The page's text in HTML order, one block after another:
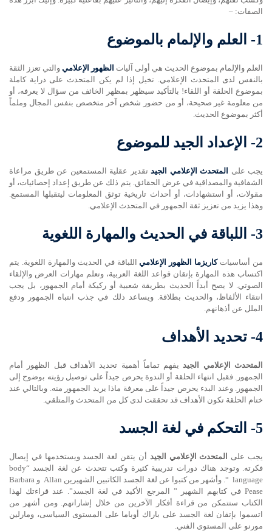
الصفات: –
1- العلم والإلمام بالموضوع
العلم والإلمام بموضوع الحديث هي أولى آليات الظهور الإعلامي والتي تعزز الثقة
بالنفس لدى المتحدث الإعلامي. تخيل إذا لم يكن المتحدث على دراية كاملة
بموضوع الحلقة أو اللقاء! بالتأكيد سيظهر بمظهر الخائف من سؤال لا يعرفه، أو
من معلومة غير صحيحة، أو من حضور شخص آخر متخصص بنفس المجال وملماً
أكثر بموضوع الحديث.
2- الإعداد الجيد للموضوع
يجب على المتحدث الإعلامي الجيد تقدير عقلية المستمعين عن طريق مراعاة
الشفافية والمصداقية في عرض الحقائق. يتم ذلك عن طريق إعداد إحصائيات، أو
مقولات، أو استشهادات، أو أحداث تاريخية توثق المعلومات ليتقبلها المستمع.
وهذا يزيد من تعزيز ثقة الجمهور في المتحدث الإعلامي.
3- اللباقة في الحديث والمهارة اللغوية
من أساسياتكاريزما الظهور الإعلامي اللباقة في الحديث والمهارة اللغوية. يتم
اكتساب هذه المهارة بإتقان قواعد اللغة العربية، وتعلم مهارات العرض والإلقاء
الصوتي. لا يصح أبداً الحديث بطريقة شعبية أو ركيكة أمام الجمهور، بل يجب
انتقاء الألفاظ، والحديث بطلاقة. ويساعد ذلك في جذب انتباه الجمهور ودفع
الملل عن أذهانهم.
4- تحديد الأهداف
المتحدث الإعلامي الجيد يفهم تماماً أهمية تحديد الأهداف قبل الظهور أمام
الجمهور. فقبل انتهاء الحلقة أو الندوة يحرص جيداً على توصيل رؤيته بوضوح إلى
الجمهور. وعند البدء يحرص جيداً على معرفة ماذا يريد الجمهور منه. وبالتالي عند
ختام الحلقة تكون الأهداف قد تحققت لدى كل من المتحدث والمتلقي.
5- التحكم في لغة الجسد
يجب على المتحدث الإعلامي الجيد أن يتقن لغة الجسد ويستخدمها في إيصال
فكرته. وتوجد هناك دورات تدريبية كثيرة وكتب تتحدث عن لغة الجسد “body
language “. وأشهر من كتبوا عن لغة الجسد الكاتبين الشهيرين Allan و Barbara
Pease في كتابهم الشهير ” المرجع الأكيد في لغة الجسد”. عند قراءتك لهذا
الكتاب ستتمكن من قراءة أفكار الآخرين من خلال إشاراتهم. ومن أشهر من
اتسموا بإتقان لغة الجسد على باراك أوباما على المستوى السياسى، ومارلين
مورنو على المستوى الفني.